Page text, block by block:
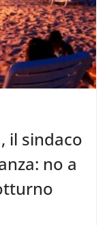
il sindaco
no a